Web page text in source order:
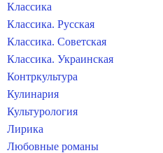
Классика
Классика. Русская
Классика. Советская
Классика. Украинская
Контркультура
Кулинария
Культурология
Лирика
Любовные романы